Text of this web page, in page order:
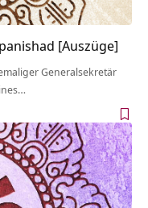
[Auszüge]
Generalsekretär